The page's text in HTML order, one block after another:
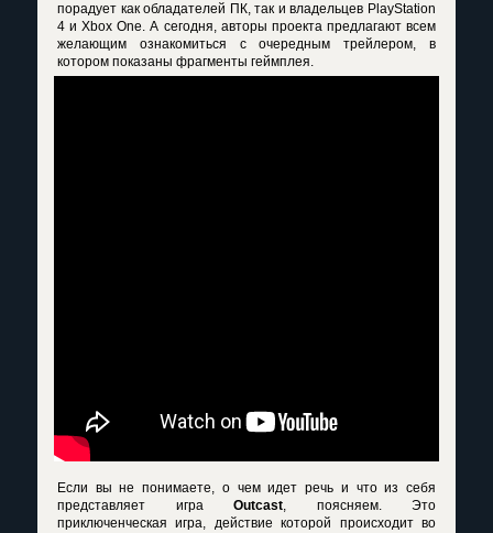
порадует как обладателей ПК, так и владельцев PlayStation
4 и Xbox One. А сегодня, авторы проекта предлагают всем
желающим ознакомиться с очередным трейлером, в
котором показаны фрагменты геймплея.
Если вы не понимаете, о чем идет речь и что из себя
представляет игра Outcast, поясняем. Это
приключенческая игра, действие которой происходит во